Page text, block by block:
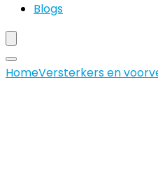
Blogs
HomeVersterkers en